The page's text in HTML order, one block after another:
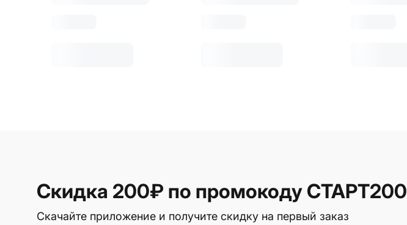
Скидка 200₽ по промокоду СТАРТ200
Скачайте приложение и получите скидку на первый заказ